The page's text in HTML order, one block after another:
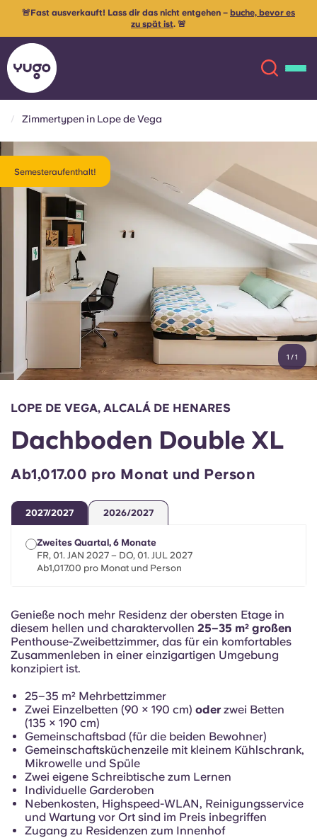
Standorte
Mehr
Konto Sprache
English (GB)
English (US)
Chinese
Español
Català
Deutsch
French
Wähle ein Land aus
Jetzt buchen
English (US)
Español
Italian French
Portuguese
🚨Fast ausverkauft! Lass dir das nicht entgehen – buche, bevor es
zu spät ist. 🚨
Zimmertypen in Lope de Vega
Semesteraufenthalt!
1 /1
LOPE DE VEGA, ALCALÁ DE HENARES
Dachboden Double XL
Ab1,017.00 pro Monat und Person
2027/2027 2026/2027
Zweites Quartal, 6 Monate
FR, 01. JAN 2027 – DO, 01. JUL 2027
Ab1,017.00 pro Monat und Person
Genieße noch mehr Residenz der obersten Etage in
diesem hellen und charaktervollen 25–35 m² großen
Penthouse-Zweibettzimmer, das für ein komfortables
Zusammenleben in einer einzigartigen Umgebung
konzipiert ist.
25–35 m² Mehrbettzimmer
Zwei Einzelbetten (90 × 190 cm) oder zwei Betten
(135 × 190 cm)
Gemeinschaftsbad (für die beiden Bewohner)
Gemeinschaftsküchenzeile mit kleinem Kühlschrank,
Mikrowelle und Spüle
Zwei eigene Schreibtische zum Lernen
Individuelle Garderoben
Nebenkosten, Highspeed-WLAN, Reinigungsservice
und Wartung vor Ort sind im Preis inbegriffen
Zugang zu Residenzen zum Innenhof